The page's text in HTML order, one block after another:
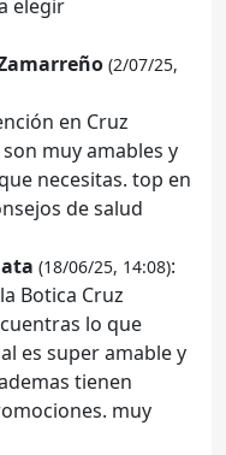
elegir
(2/07/25,
en Cruz
muy amables y
necesitas. top en
de salud
(18/06/25, 14:08):
Botica Cruz
lo que
es super amable y
tienen
muy